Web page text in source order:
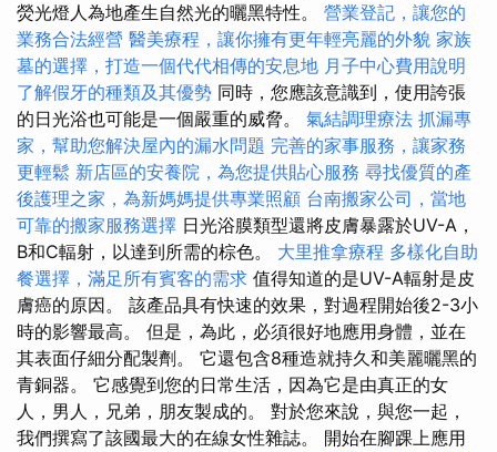
熒光燈人為地產生自然光的曬黑特性。 營業登記，讓您的
業務合法經營 醫美療程，讓你擁有更年輕亮麗的外貌 家族
墓的選擇，打造一個代代相傳的安息地 月子中心費用說明
了解假牙的種類及其優勢 同時，您應該意識到，使用誇張
的日光浴也可能是一個嚴重的威脅。 氣結調理療法 抓漏專
家，幫助您解決屋內的漏水問題 完善的家事服務，讓家務
更輕鬆 新店區的安養院，為您提供貼心服務 尋找優質的產
後護理之家，為新媽媽提供專業照顧 台南搬家公司，當地
可靠的搬家服務選擇 日光浴膜類型還將皮膚暴露於UV-A，
B和C輻射，以達到所需的棕色。 大里推拿療程 多樣化自助
餐選擇，滿足所有賓客的需求 值得知道的是UV-A輻射是皮
膚癌的原因。 該產品具有快速的效果，對過程開始後2-3小
時的影響最高。 但是，為此，必須很好地應用身體，並在
其表面仔細分配製劑。 它還包含8種造就持久和美麗曬黑的
青銅器。 它感覺到您的日常生活，因為它是由真正的女
人，男人，兄弟，朋友製成的。 對於您來說，與您一起，
我們撰寫了該國最大的在線女性雜誌。 開始在腳踝上應用